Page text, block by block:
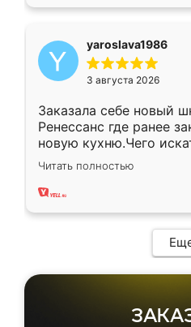
yaroslava1986
3 августа 2026
Заказала себе новый
Ренессанс где ранее
новую кухню.Чего
вполне довольна.
два года, нареканий нет.
Читать полностью